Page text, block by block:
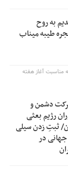
به روح
طیبه میناب
مناسبت آغاز هفته
دشمن و
رژیم بعثی
ثبتِ زدن سیلی
در